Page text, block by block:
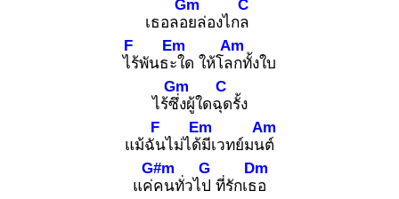
เธอลอย
Gm
ล่องไกล
C
ไร้
F
พันธะใ
Em
ด ให้โลก
Am
ทั้งใบ
ไร้ซึ่ง
Gm
ผู้ใดฉุด
C
รั้ง
แม้ฉัน
F
ไม่ได้มี
Em
เวทย์มนต์
Am
แค่ค
G#m
นทั่วไป
G
ที่รักเธอ
Dm